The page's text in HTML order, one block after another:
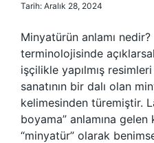
Tarih: Aralık 28, 2024
Minyatürün anlamı
terminolojisinde
işçilikle yapılmış
sanatının bir dalı olan
kelimesinden türemiştir.
boyama” anlamına gelen
“minyatür” olarak